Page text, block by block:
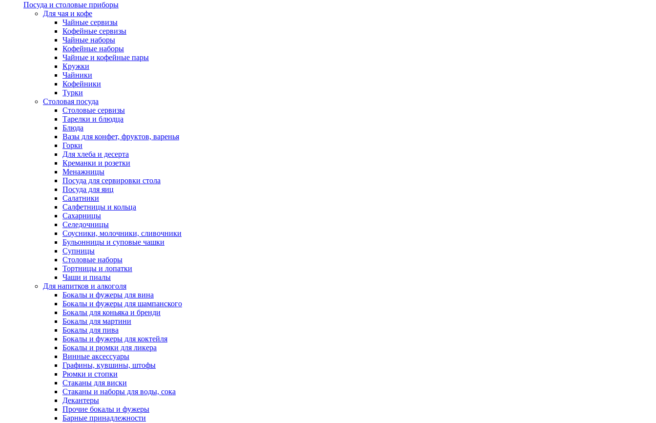
Посуда и столовые приборы
Для чая и кофе
Чайные сервизы
Кофейные сервизы
Чайные наборы
Кофейные наборы
Чайные и кофейные пары
Кружки
Чайники
Кофейники
Турки
Столовая посуда
Столовые сервизы
Тарелки и блюдца
Блюда
Вазы для конфет, фруктов, варенья
Горки
Для хлеба и десерта
Креманки и розетки
Менажницы
Посуда для сервировки стола
Посуда для яиц
Салатники
Салфетницы и кольца
Сахарницы
Селедочницы
Соусники, молочники, сливочники
Бульонницы и суповые чашки
Супницы
Столовые наборы
Тортницы и лопатки
Чаши и пиалы
Для напитков и алкоголя
Бокалы и фужеры для вина
Бокалы и фужеры для шампанского
Бокалы для коньяка и бренди
Бокалы для мартини
Бокалы для пива
Бокалы и фужеры для коктейля
Бокалы и рюмки для ликера
Винные аксессуары
Графины, кувшины, штофы
Рюмки и стопки
Стаканы для виски
Стаканы и наборы для воды, сока
Декантеры
Прочие бокалы и фужеры
Барные принадлежности